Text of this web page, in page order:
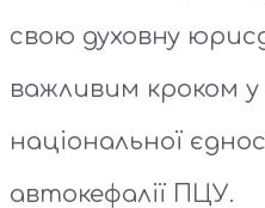
свою духовну
важливим кроком у
національної
автокефалії ПЦУ.